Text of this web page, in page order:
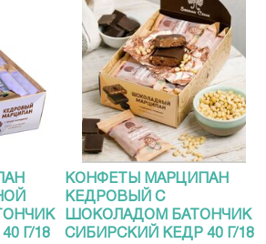
Г/18
КОНФЕТЫ МАРЦИПАН
КЕДРОВЫЙ С
ШОКОЛАДОМ БАТОНЧИК
СИБИРСКИЙ КЕДР 40 Г/18